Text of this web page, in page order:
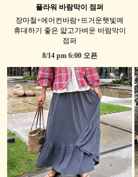
플라워 바람막이 점퍼
장마철+에어컨바람+뜨거운햇빛에
휴대하기 좋은 얇고가벼운 바람막이
점퍼
8/14 pm 6:00 오픈